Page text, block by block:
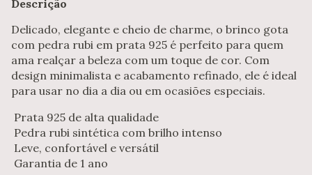
Descrição
Delicado, elegante e cheio de charme, o brinco gota
com pedra rubi em prata 925 é perfeito para quem
ama realçar a beleza com um toque de cor. Com
design minimalista e acabamento refinado, ele é ideal
para usar no dia a dia ou em ocasiões especiais.
Prata 925 de alta qualidade
Pedra rubi sintética com brilho intenso
Leve, confortável e versátil
Garantia de 1 ano